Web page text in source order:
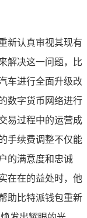
新认真审视其现有
解决这一问题，比
车进行全面升级改
数字货币网络进行
易过程中的运营成
手续费调整不仅能
的满意度和忠诚
在在的益处时，他
助比特派钱包重新